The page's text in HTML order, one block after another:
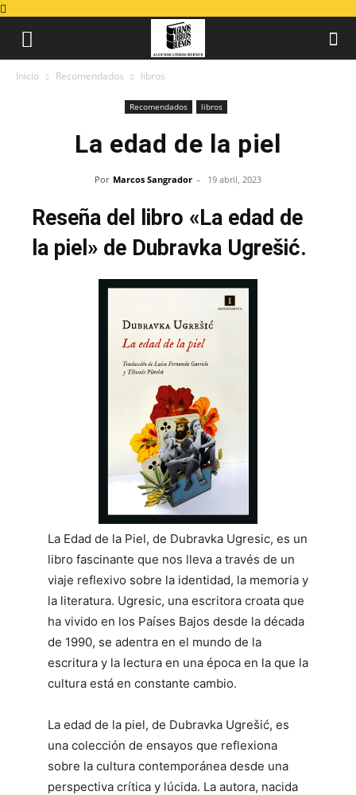
Inicio Recomendados libros
Recomendados libros
La edad de la piel
Por Marcos Sangrador - 19 abril, 2023
Reseña del libro «La edad de
la piel» de Dubravka Ugrešić.
La Edad de la Piel, de Dubravka Ugresic, es un
libro fascinante que nos lleva a través de un
viaje reflexivo sobre la identidad, la memoria y
la literatura. Ugresic, una escritora croata que
ha vivido en los Países Bajos desde la década
de 1990, se adentra en el mundo de la
escritura y la lectura en una época en la que la
cultura está en constante cambio.
La edad de la piel, de Dubravka Ugrešić, es
una colección de ensayos que reflexiona
sobre la cultura contemporánea desde una
perspectiva crítica y lúcida. La autora, nacida